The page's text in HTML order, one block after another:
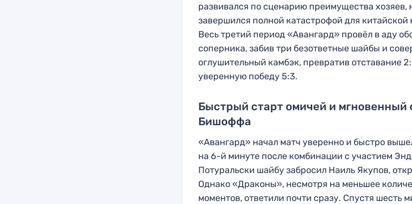
развивался по сценарию преимущества хозяев,
завершился полной катастрофой для
Весь третий период «Авангард» провёл в аду
соперника, забив три безответные шайбы и
оглушительный камбэк, превратив отставание
уверенную победу 5:3.
Быстрый старт омичей и мгновенный
Бишоффа
«Авангард» начал матч уверенно и быстро
на 6-й минуте после комбинации с участием
Потуральски шайбу забросил Наиль Якупов,
Однако «Драконы», несмотря на меньшее
моментов, ответили почти сразу. Спустя шесть